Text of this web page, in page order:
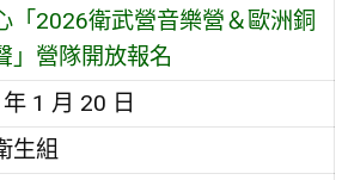
「2026衛武營音樂營＆歐洲銅
」營隊開放報名
1 月 20 日
生組